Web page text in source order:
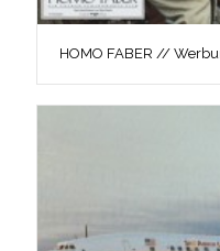
HOMO FABER //